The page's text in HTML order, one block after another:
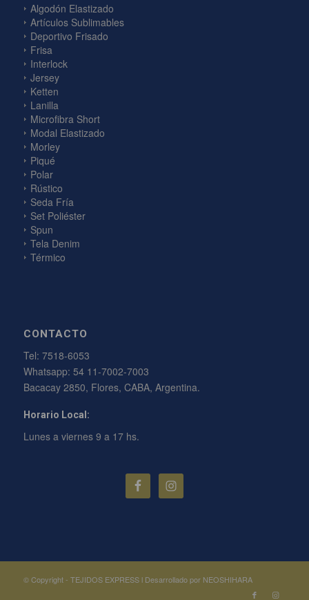
Algodón Elastizado
Artículos Sublimables
Deportivo Frisado
Frisa
Interlock
Jersey
Ketten
Lanilla
Microfibra Short
Modal Elastizado
Morley
Piqué
Polar
Rústico
Seda Fría
Set Poliéster
Spun
Tela Denim
Térmico
CONTACTO
Tel: 7518-6053
Whatsapp: 54 11-7002-7003
Bacacay 2850, Flores, CABA, Argentina.
Horario Local:
Lunes a viernes 9 a 17 hs.
© Copyright - TEJIDOS EXPRESS l Desarrollado por NEOSHIHARA